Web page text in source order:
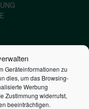
Geräteinformationen zu
dies, um das Browsing-
Werbung
Zustimmung widerrufst,
beeinträchtigen.